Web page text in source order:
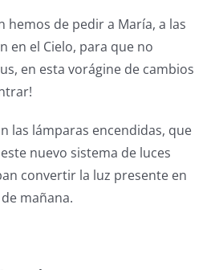
hemos de pedir a María, a las
en el Cielo, para que no
en esta vorágine de cambios
las lámparas encendidas, que
nuevo sistema de luces
convertir la luz presente en
mañana.